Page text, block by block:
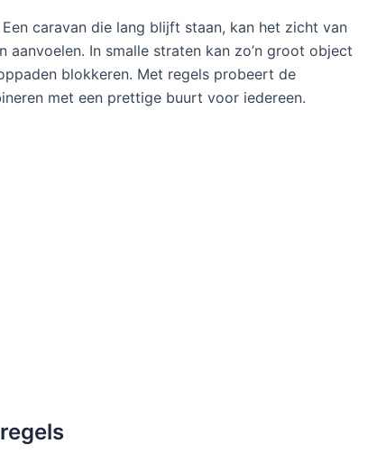
caravan die lang blijft staan, kan het zicht van
In smalle straten kan zo’n groot object
blokkeren. Met regels probeert de
met een prettige buurt voor iedereen.